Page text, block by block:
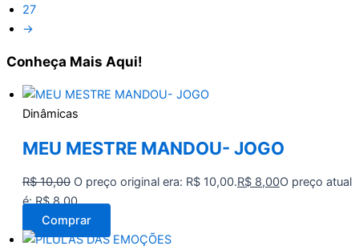
27
→
Conheça Mais Aqui!
Dinâmicas
MEU MESTRE MANDOU- JOGO
R$10,00 O preço original era: R$ 10,00.R$ 8,00O preço atual
é: R$ 8,00.
Comprar